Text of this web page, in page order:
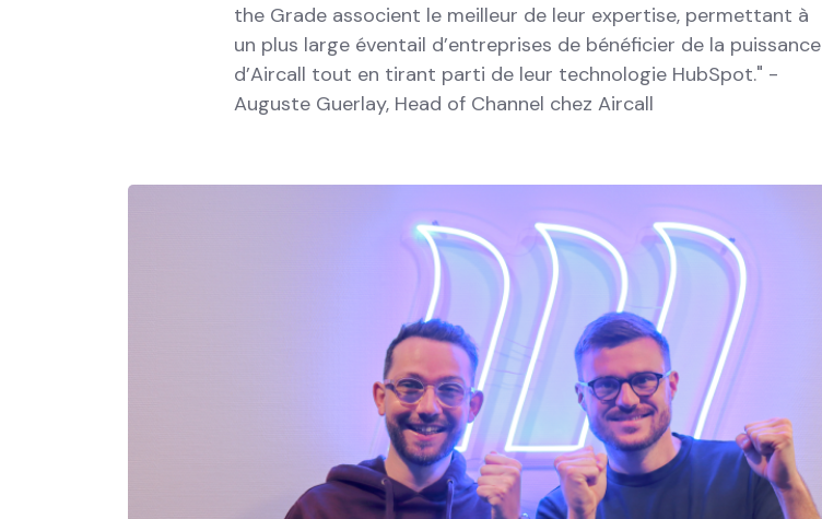
the Grade associent le meilleur de leur expertise, permettant à
un plus large éventail d’entreprises de bénéficier de la puissance
d’Aircall tout en tirant parti de leur technologie HubSpot." -
Auguste Guerlay, Head of Channel chez Aircall